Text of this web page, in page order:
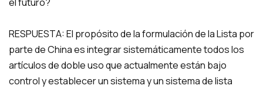
RESPUESTA: El propósito de la formulación de la Lista por
parte de China es integrar sistemáticamente todos los
artículos de doble uso que actualmente están bajo
control y establecer un sistema y un sistema de lista